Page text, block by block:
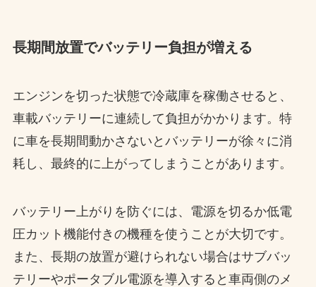
長期間放置でバッテリー負担が増える
エンジンを切った状態で冷蔵庫を稼働させると、
車載バッテリーに連続して負担がかかります。特
に車を長期間動かさないとバッテリーが徐々に消
耗し、最終的に上がってしまうことがあります。
バッテリー上がりを防ぐには、電源を切るか低電
圧カット機能付きの機種を使うことが大切です。
また、長期の放置が避けられない場合はサブバッ
テリーやポータブル電源を導入すると車両側のメ